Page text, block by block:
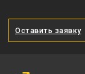
Оставить заявку